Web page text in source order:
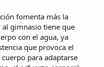
fomenta más la
gimnasio tiene que
con el agua, ya
que provoca el
para adaptarse